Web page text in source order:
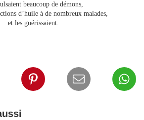
beaucoup de démons,
d’huile à de nombreux malades,
et les guérissaient.